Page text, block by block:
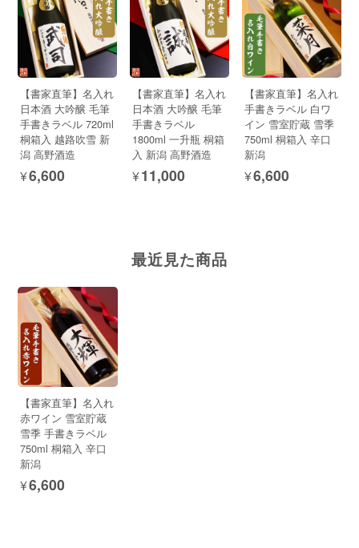
【書家直筆】名入れ
日本酒 大吟醸 毛筆
手書きラベル 720ml
桐箱入 越路吹雪 新
潟 高野酒造
¥6,600
【書家直筆】名入れ
日本酒 大吟醸 毛筆
手書きラベル
1800ml 一升瓶 桐箱
入 新潟 高野酒造
¥11,000
【書家直筆】名入れ
手書きラベル 白ワ
イン 雪室貯蔵 雪季
750ml 桐箱入 辛口
新潟
¥6,600
最近見た商品
【書家直筆】名入れ
赤ワイン 雪室貯蔵
雪季 手書きラベル
750ml 桐箱入 辛口
新潟
¥6,600